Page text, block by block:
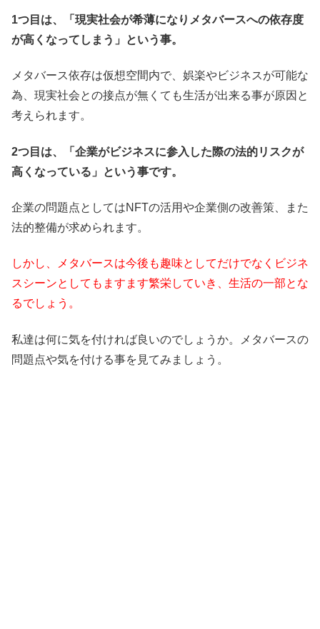
1つ目は、「現実社会が希薄になりメタバースへの依存度
が高くなってしまう」という事。
メタバース依存は仮想空間内で、娯楽やビジネスが可能な
為、現実社会との接点が無くても生活が出来る事が原因と
考えられます。
2つ目は、「企業がビジネスに参入した際の法的リスクが
高くなっている」という事です。
企業の問題点としてはNFTの活用や企業側の改善策、また
法的整備が求められます。
しかし、メタバースは今後も趣味としてだけでなくビジネ
スシーンとしてもますます繁栄していき、生活の一部とな
るでしょう。
私達は何に気を付ければ良いのでしょうか。メタバースの
問題点や気を付ける事を見てみましょう。